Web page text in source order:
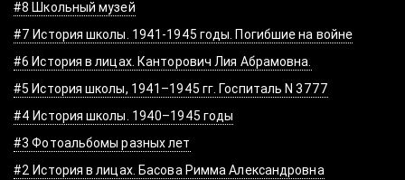
#8 Школьный музей
#7 История школы. 1941-1945 годы. Погибшие на войне
#6 История в лицах. Канторович Лия Абрамовна.
#5 История школы, 1941–1945 гг. Госпиталь N 3777
#4 История школы. 1940–1945 годы
#3 Фотоальбомы разных лет
#2 История в лицах. Басова Римма Александровна